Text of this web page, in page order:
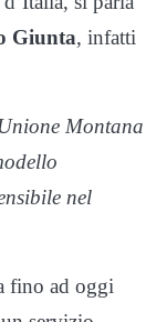
Giunta, infatti
Montana
nel
fino ad oggi